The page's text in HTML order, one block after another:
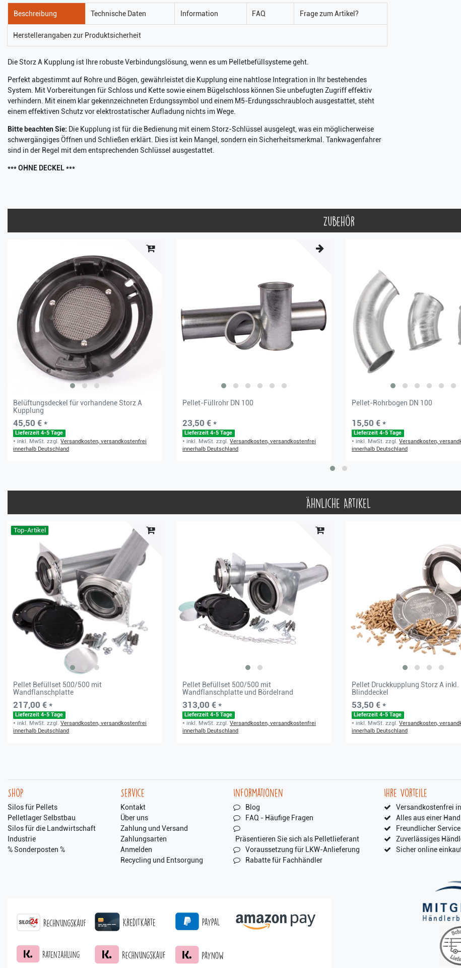
Beschreibung Technische Daten Information FAQ Frage zum Artikel?
Herstellerangaben zur Produktsicherheit
Die Storz A Kupplung ist Ihre robuste Verbindungslösung, wenn es um Pelletbefüllsysteme geht.
Perfekt abgestimmt auf Rohre und Bögen, gewährleistet die Kupplung eine nahtlose Integration in Ihr bestehendes
System. Mit Vorbereitungen für Schloss und Kette sowie einem Bügelschloss können Sie unbefugten Zugriff effektiv
verhindern. Mit einem klar gekennzeichneten Erdungssymbol und einem M5-Erdungsschraubloch ausgestattet, steht
einem effektiven Schutz vor elektrostatischer Aufladung nichts im Wege.
Bitte beachten Sie: Die Kupplung ist für die Bedienung mit einem Storz-Schlüssel ausgelegt, was ein möglicherweise
schwergängiges Öffnen und Schließen erklärt. Dies ist kein Mangel, sondern ein Sicherheitsmerkmal. Tankwagenfahrer
sind in der Regel mit dem entsprechenden Schlüssel ausgestattet.
*** OHNE DECKEL ***
Zubehör
Belüftungsdeckel für vorhandene Storz A
Kupplung
45,50 € *
Lieferzeit 4-5 Tage
* inkl. MwSt. zzgl.Versandkosten, versandkostenfrei
innerhalb Deutschland
Pellet-Füllrohr DN 100
23,50 € *
Lieferzeit 4-5 Tage
* inkl. MwSt. zzgl.Versandkosten, versandkostenfrei
innerhalb Deutschland
Pellet-Rohrbogen DN 100
15,50 € *
Lieferzeit 4-5 Tage
* inkl. MwSt. zzgl.Versandkosten,
innerhalb Deutschland
Ähnliche Artikel
Top-Artikel
Pellet Befüllset 500/500 mit
Wandflanschplatte
217,00 € *
Lieferzeit 4-5 Tage
* inkl. MwSt. zzgl.Versandkosten, versandkostenfrei
innerhalb Deutschland
Pellet Befüllset 500/500 mit
Wandflanschplatte und Bördelrand
313,00 € *
Lieferzeit 4-5 Tage
* inkl. MwSt. zzgl.Versandkosten, versandkostenfrei
innerhalb Deutschland
Pellet Druckkupplung Storz A inkl.
Blinddeckel
53,50 € *
Lieferzeit 4-5 Tage
* inkl. MwSt. zzgl.Versandkosten,
innerhalb Deutschland
Shop
Silos für Pellets
Pelletlager Selbstbau
Silos für die Landwirtschaft
Industrie
% Sonderposten %
Service
Kontakt
Über uns
Zahlung und Versand
Zahlungsarten
Anmelden
Recycling und Entsorgung
Informationen
Blog
FAQ - Häufige Fragen
Präsentieren Sie sich als Pelletlieferant
Voraussetzung für LKW-Anlieferung
Rabatte für Fachhändler
Ihre Vorteile
Versandkostenfrei
Alles aus einer Hand
Freundlicher
Zuverlässiges
Sicher online